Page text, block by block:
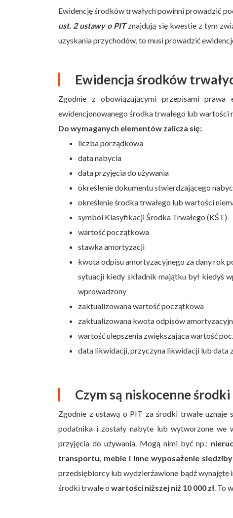
Ewidencję środków trwałych powinni prowadzić
ust. 2 ustawy o PITznajdują się kwestie z tym
uzyskania przychodów, to musi prowadzić
Ewidencja środków
Zgodnie z obowiązującymi przepisami prawa
ewidencjonowanego środka trwałego lub wartości
Do wymaganych elementów zalicza się:
liczba porządkowa
data nabycia
data przyjęcia do używania
określenie dokumentu stwierdzającego
określenie środka trwałego lub wartości
symbol Klasyfikacji Środka Trwałego (KŚT)
wartość początkowa
stawka amortyzacji
kwota odpisu amortyzacyjnego za dany rok
sytuacji kiedy składnik majątku był kiedyś
wprowadzony
zaktualizowana wartość początkowa
zaktualizowana kwota odpisów
wartość ulepszenia zwiększająca wartość
data likwidacji, przyczyna likwidacji lub data
Czym są niskocenne środki
Zgodnie z ustawą o PIT za środki trwałe uznaje
podatnika i zostały nabyte lub wytworzone we
przyjęcia do używania. Mogą nimi być np.:
transportu, meble i inne wyposażenie
przedsiębiorcy lub wydzierżawione bądź wynajęte
środki trwałe o wartości niższej niż 10 000 zł. To